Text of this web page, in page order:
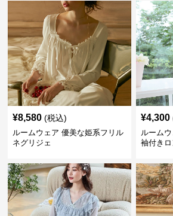
¥8,580 (税込)
ルームウェア 優美な姫系フリル
ネグリジェ
¥4,300
ルーム
袖付き